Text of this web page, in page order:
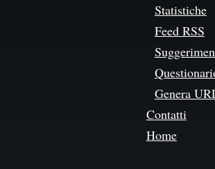
Statistiche
Feed RSS
Genera
Contatti
Home